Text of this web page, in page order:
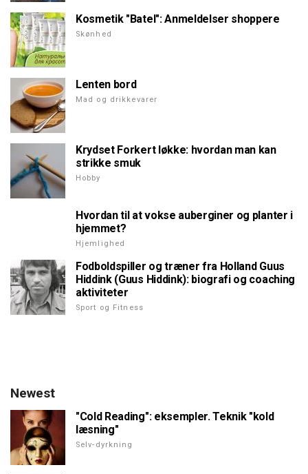
Kosmetik "Batel": Anmeldelser shoppere
Skønhed
Lenten bord
Mad og drikkevarer
Krydset Forkert løkke: hvordan man kan
strikke smuk
Hobby
Hvordan til at vokse auberginer og planter i
hjemmet?
Hjemlighed
Fodboldspiller og træner fra Holland Guus
Hiddink (Guus Hiddink): biografi og coaching
aktiviteter
Sport og Fitness
Newest
"Cold Reading": eksempler. Teknik "kold
læsning"
Selv-dyrkning